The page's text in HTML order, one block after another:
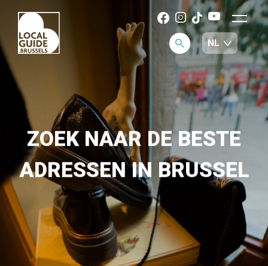
ZOEK NAAR DE BESTE
ADRESSEN IN BRUSSEL